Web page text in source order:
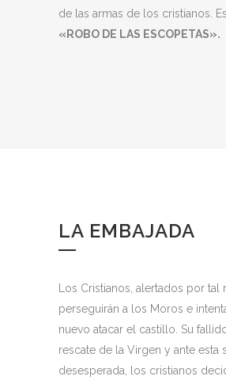
de las armas de los cristianos.
«ROBO DE LAS ESCOPETAS».
LA EMBAJADA
Los Cristianos, alertados por tal
perseguirán a los Moros e
nuevo atacar el castillo. Su
rescate de la Virgen y ante esta
desesperada, los cristianos